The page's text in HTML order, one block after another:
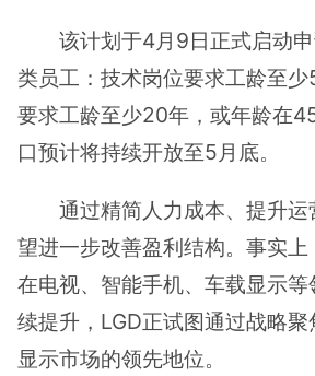
该计划于4月9日正式启动
类员工：技术岗位要求工龄至
要求工龄至少20年，或年龄在
口预计将持续开放至5月底。
通过精简人力成本、提升
望进一步改善盈利结构。事实上
在电视、智能手机、车载显示
续提升，LGD正试图通过战略
显示市场的领先地位。